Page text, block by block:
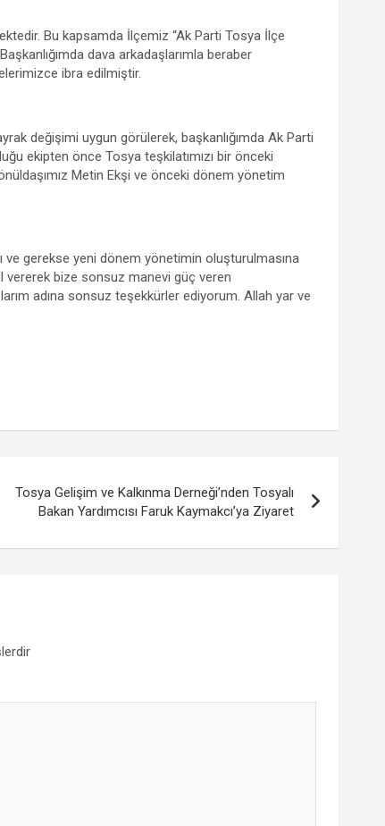
Bu kapsamda İlçemiz “Ak Parti Tosya İlçe
dava arkadaşlarımla beraber
ibra edilmiştir.
değişimi uygun görülerek, başkanlığımda Ak Parti
ekipten önce Tosya teşkilatımızı bir önceki
Metin Ekşi ve önceki dönem yönetim
ve gerekse yeni dönem yönetimin oluşturulmasına
bize sonsuz manevi güç veren
adına sonsuz teşekkürler ediyorum. Allah yar ve
Tosya Gelişim ve Kalkınma Derneği’nden Tosyalı
Bakan Yardımcısı Faruk Kaymakcı’ya Ziyaret